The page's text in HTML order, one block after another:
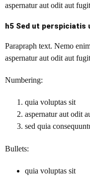
aspernatur aut odit aut
h5 Sed ut perspiciatis
Parapraph text. Nemo
aspernatur aut odit aut
Numbering:
quia voluptas sit
aspernatur aut odit
sed quia
Bullets:
quia voluptas sit